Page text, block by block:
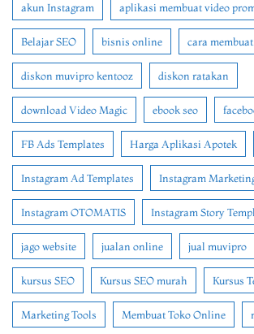
akun Instagram aplikasi membuat video
Belajar SEO bisnis online cara
diskon muvipro kentooz diskon ratakan
download Video Magic ebook seo
FB Ads Templates Harga Aplikasi Apotek
Instagram Ad Templates Instagram
Instagram OTOMATIS Instagram Story
jago website jualan online jual muvipro
kursus SEO Kursus SEO murah Kursus
Marketing Tools Membuat Toko Online